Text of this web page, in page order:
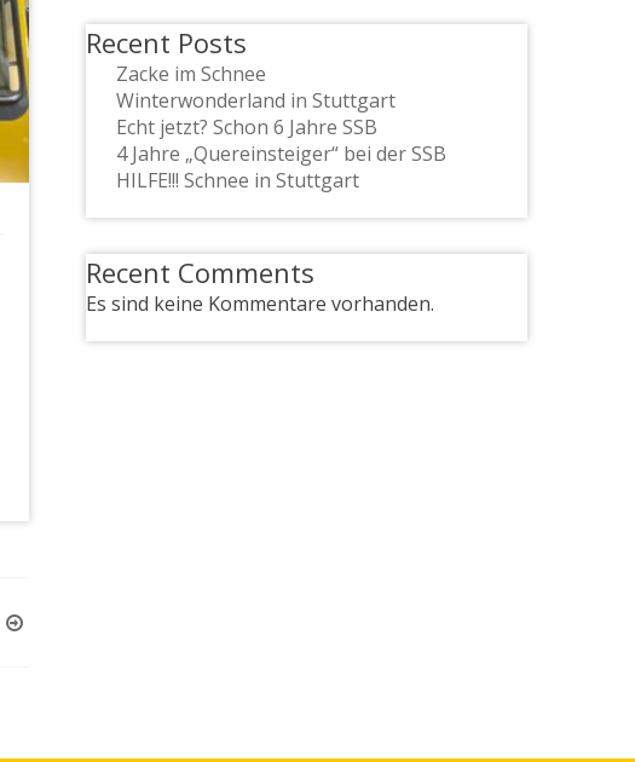
Recent Posts
Zacke im Schnee
Winterwonderland in Stuttgart
Echt jetzt? Schon 6 Jahre SSB
4 Jahre „Quereinsteiger“ bei der SSB
HILFE!!! Schnee in Stuttgart
Recent Comments
Es sind keine Kommentare vorhanden.